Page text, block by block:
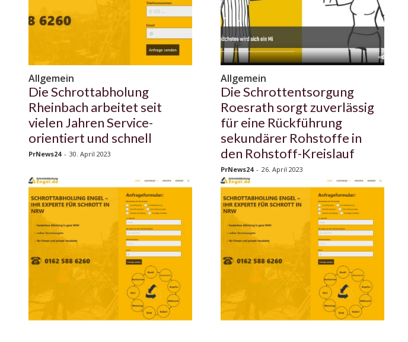
Allgemein
Die Schrottabholung
Rheinbach arbeitet seit
vielen Jahren Service-
orientiert und schnell
PrNews24 - 30. April 2023
Allgemein
Die Schrottentsorgung
Roesrath sorgt zuverlässig
für eine Rückführung
sekundärer Rohstoffe in
den Rohstoff-Kreislauf
PrNews24 - 26. April 2023